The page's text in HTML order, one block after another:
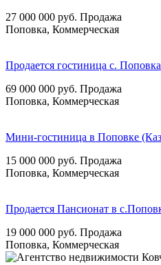
27 000 000 руб. Продажа
Поповка, Коммерческая
Продается гостиница с. Поповка
69 000 000 руб. Продажа
Поповка, Коммерческая
Мини-гостиница в Поповке
15 000 000 руб. Продажа
Поповка, Коммерческая
Продается Пансионат в
19 000 000 руб. Продажа
Поповка, Коммерческая